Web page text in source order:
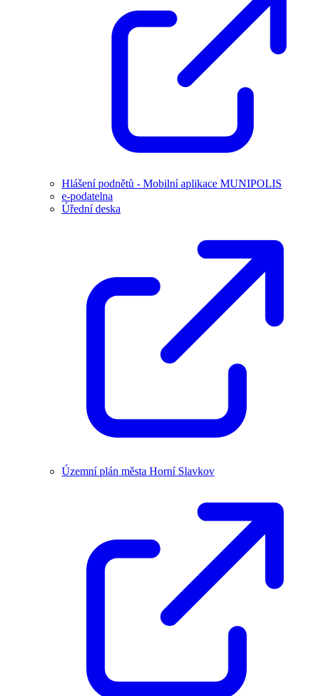
Hlášení podnětů - Mobilní aplikace MUNIPOLIS
e-podatelna
Úřední deska
Územní plán města Horní Slavkov